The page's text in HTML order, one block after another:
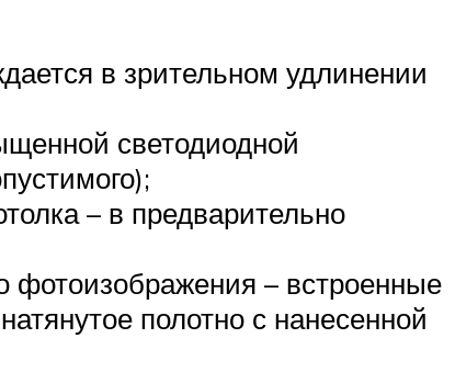
в зрительном удлинении
светодиодной
– в предварительно
фотоизображения – встроенные
полотно с нанесенной